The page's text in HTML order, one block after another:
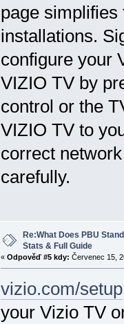
page
installations.
configure your
VIZIO TV by
control or the
VIZIO TV to
correct
carefully.
Re:What Does PBU
Stats & Full Guide
« Odpověď #5 kdy: Červenec 15,
vizio.com/setup
your Vizio TV